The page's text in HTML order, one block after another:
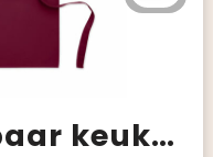
GALA - Verstelbaar keukenschort